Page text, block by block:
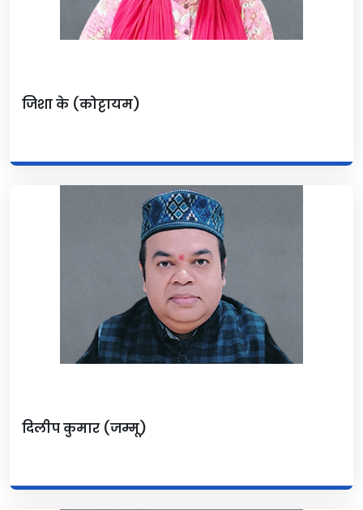
जिशा के (कोट्टायम)
दिलीप कुमार (जम्मू)